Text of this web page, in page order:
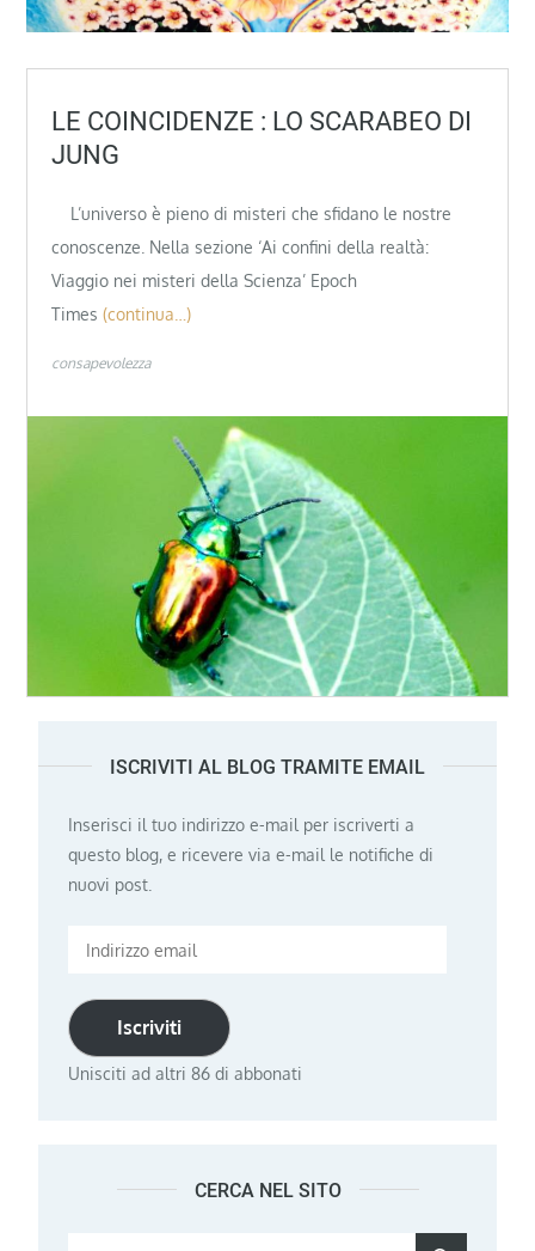
LE COINCIDENZE : LO SCARABEO DI
JUNG
L’universo è pieno di misteri che sfidano le nostre
conoscenze. Nella sezione ‘Ai confini della realtà:
Viaggio nei misteri della Scienza’ Epoch
Times (continua…)
consapevolezza
ISCRIVITI AL BLOG TRAMITE EMAIL
Inserisci il tuo indirizzo e-mail per iscriverti a
questo blog, e ricevere via e-mail le notifiche di
nuovi post.
Indirizzo
Iscriviti
Unisciti ad altri 86 di abbonati
CERCA NEL SITO